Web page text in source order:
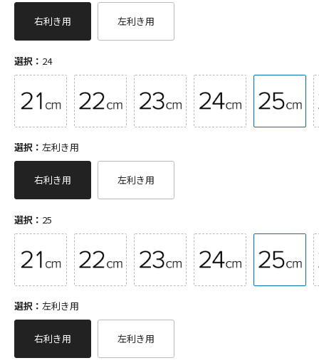
右利き用 左利き用
選択： 24
選択： 左利き用
右利き用 左利き用
選択： 25
選択： 左利き用
右利き用 左利き用